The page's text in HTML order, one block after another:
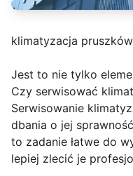
klimatyzacja pruszków
Jest to nie tylko
Czy serwisować
Serwisowanie
dbania o jej
to zadanie łatwe do
lepiej zlecić je